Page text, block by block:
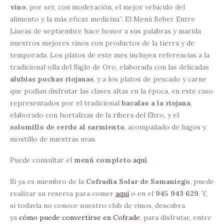
vino, por ser, con moderación, el mejor vehículo del
alimento y la más eficaz medicina”. El Menú Beber Entre
Líneas de septiembre hace honor a sus palabras y marida
nuestros mejores vinos con productos de la tierra y de
temporada. Los platos de este mes incluyen referencias a la
tradicional olla del Siglo de Oro, elaborada con las delicadas
alubias pochas riojanas, y a los platos de pescado y carne
que podían disfrutar las clases altas en la época, en este caso
representados por el tradicional bacalao a la riojana,
elaborado con hortalizas de la ribera del Ebro, y el
solomillo de cerdo al sarmiento, acompañado de higos y
mostillo de nuestras uvas.
Puede consultar el menú completo aquí.
Si ya es miembro de la Cofradía Solar de Samaniego, puede
realizar su reserva para comer aquí o en el 945 943 629. Y,
si todavía no conoce nuestro club de vinos, descubra
ya cómo puede convertirse en Cofrade, para disfrutar, entre